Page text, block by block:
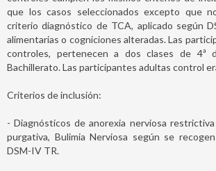
que los casos seleccionados excepto que
criterio diagnóstico de TCA, aplicado según
alimentarias o cogniciones alteradas. Las
controles, pertenecen a dos clases de 4ª
Bachillerato. Las participantes adultas control
Criterios de inclusión:
- Diagnósticos de anorexia nerviosa
purgativa, Bulimia Nerviosa según se
DSM-IV TR.